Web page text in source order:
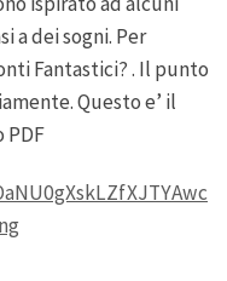
a dei sogni. Per
Fantastici? . Il punto
Questo e’ il
PDF